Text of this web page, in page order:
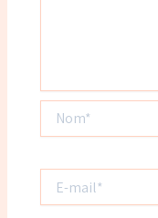
mail*